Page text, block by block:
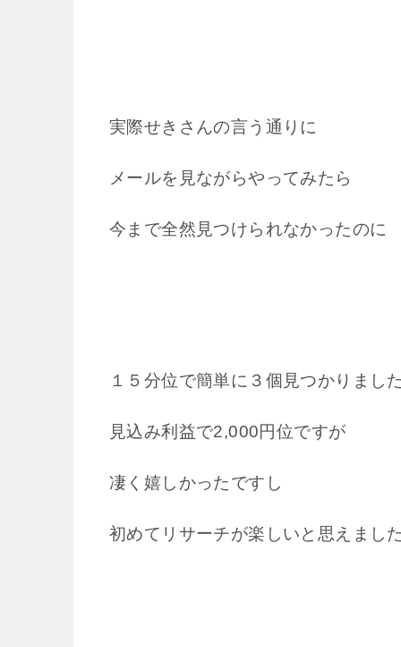
実際せきさんの言う通りに
メールを見ながらやってみたら
今まで全然見つけられなかったのに
１５分位で簡単に３個見つかりまし
見込み利益で2,000円位ですが
凄く嬉しかったですし
初めてリサーチが楽しいと思えまし